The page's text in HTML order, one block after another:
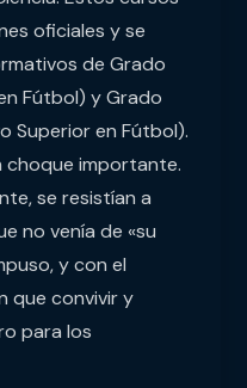
oficiales y se
de Grado
Fútbol) y Grado
Superior en Fútbol).
choque importante.
se resistían a
no venía de «su
y con el
que convivir y
para los